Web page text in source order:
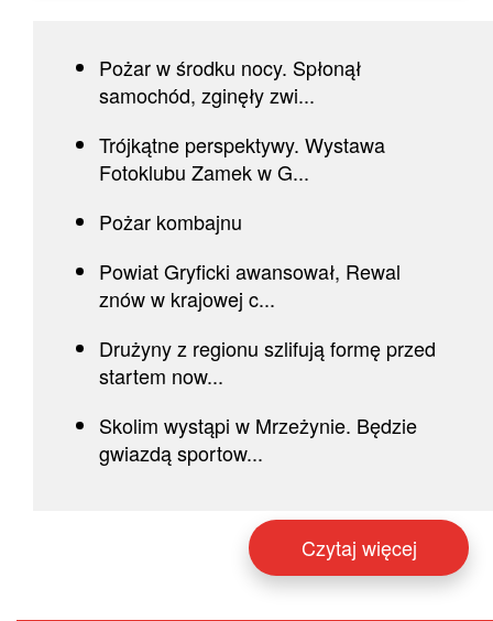
Pożar w środku nocy. Spłonął
samochód, zginęły zwi...
Trójkątne perspektywy. Wystawa
Fotoklubu Zamek w G...
Pożar kombajnu
Powiat Gryficki awansował, Rewal
znów w krajowej c...
Drużyny z regionu szlifują formę przed
startem now...
Skolim wystąpi w Mrzeżynie. Będzie
gwiazdą sportow...
Czytaj więcej